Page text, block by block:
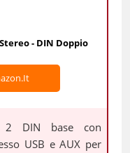
- DIN Doppio
2 DIN base con
USB e AUX per